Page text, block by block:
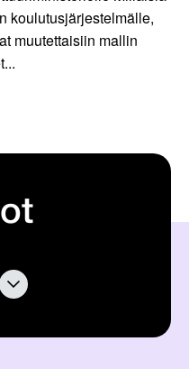
koulutusjärjestelmälle,
muutettaisiin mallin